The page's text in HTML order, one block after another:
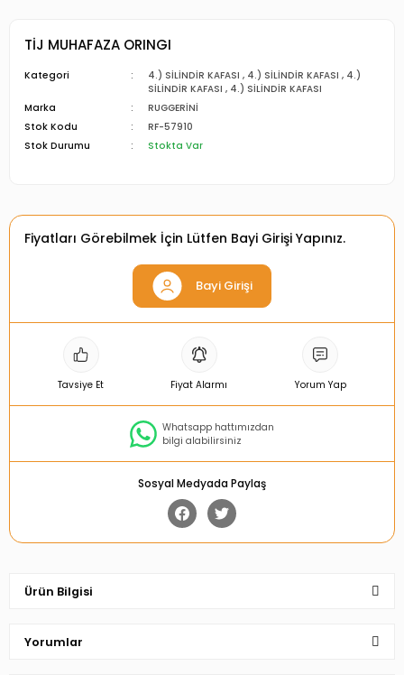
TİJ MUHAFAZA ORINGI
Kategori 4.) SİLİNDİR KAFASI , 4.) SİLİNDİR KAFASI , 4.)
SİLİNDİR KAFASI , 4.) SİLİNDİR KAFASI
Marka
RUGGERİNİ
Stok Kodu
RF-57910
Stok Durumu
Stokta Var
Fiyatları Görebilmek İçin Lütfen Bayi Girişi Yapınız.
Bayi Girişi
Tavsiye Et Fiyat Alarmı Yorum Yap
Whatsapp hattımızdan
bilgi alabilirsiniz
Sosyal Medyada Paylaş
Ürün Bilgisi
Yorumlar